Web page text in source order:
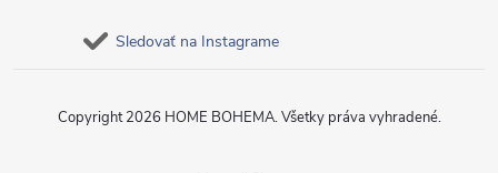
Sledovať na Instagrame
Copyright 2026 HOME BOHEMA. Všetky práva vyhradené.